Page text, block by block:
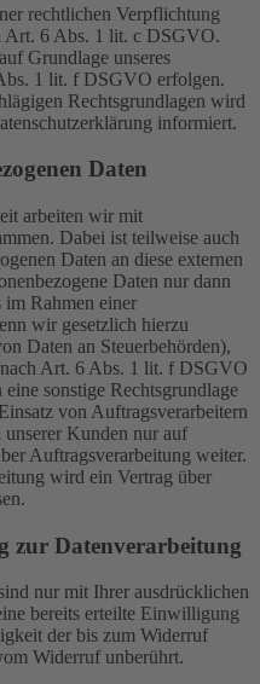
rechtlichen Verpflichtung
Art. 6 Abs. 1 lit. c DSGVO.
Grundlage unseres
1 lit. f DSGVO erfolgen.
Rechtsgrundlagen wird
informiert.
Daten
arbeiten wir mit
Dabei ist teilweise auch
Daten an diese externen
Daten nur dann
im Rahmen einer
wir gesetzlich hierzu
Daten an Steuerbehörden),
Art. 6 Abs. 1 lit. f DSGVO
sonstige Rechtsgrundlage
von Auftragsverarbeitern
unserer Kunden nur auf
Auftragsverarbeitung weiter.
wird ein Vertrag über
Datenverarbeitung
nur mit Ihrer ausdrücklichen
bereits erteilte Einwilligung
der bis zum Widerruf
Widerruf unberührt.